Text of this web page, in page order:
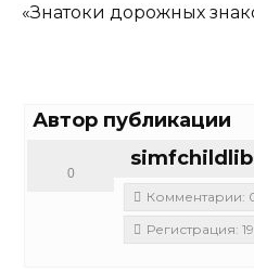
«Знатоки дорожных
Автор публикации
0
Комментарии:
Регистрация: